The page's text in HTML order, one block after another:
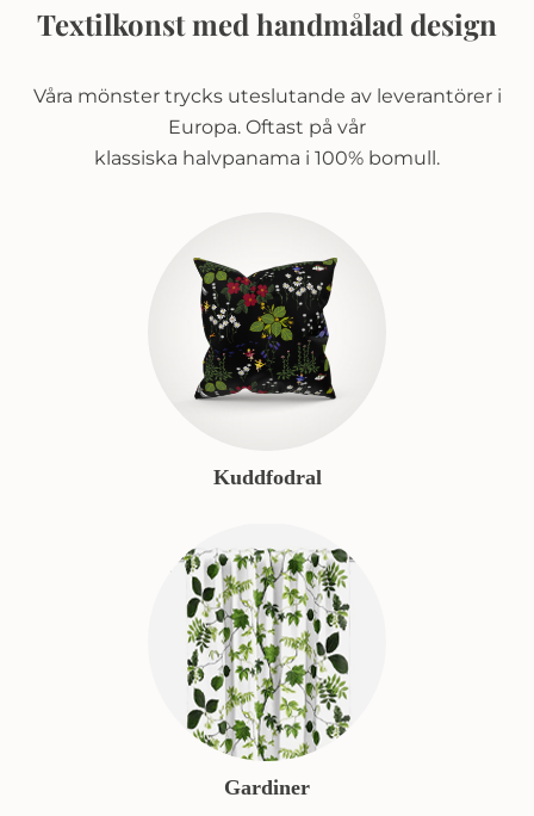
Textilkonst med handmålad design
Våra mönster trycks uteslutande av leverantörer i
Europa. Oftast på vår
klassiska halvpanama i 100% bomull.
Kuddfodral
Gardiner